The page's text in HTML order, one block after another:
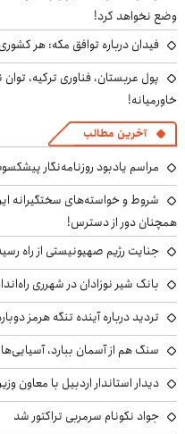
وضع نخواهد کرد!
فیدان درباره توافق مکه: هر
پول عربستان، فناوری ترکیه،
خاورمیانه!
آخرین مطالب
مراسم یادبود روزنامه‌نگار
شروط و خواسته‌های سختگیرانه
همچنان دور از دسترس!
جنایت رژیم صهیونیستی از راه
بانک شیر نوزادان در شهرری
تردید درباره آینده تنگه هرمز
سنگ هم از آسمان ببارد، آسیایی‌ها
دیدار استاندار اردبیل با معاون
جواد نکونام سرمربی تراکتور شد